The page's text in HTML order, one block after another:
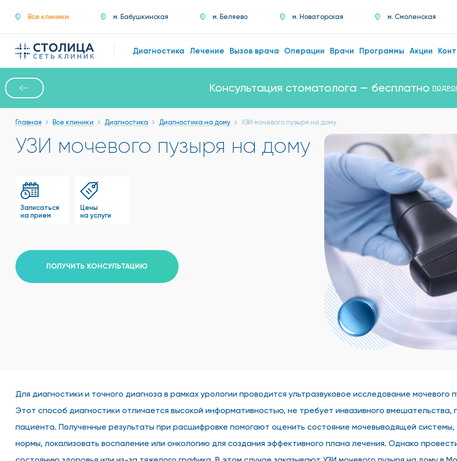
Все клиники м. Бабушкинская м. Беляево м. Новаторская м. Смоленская
Диагностика Лечение Вызов врача Операции Врачи Программы Акции
Консультация стоматолога — бесплатно
Главная Все клиники Диагностика Диагностика на дому УЗИ мочевого пузыря на дому
УЗИ мочевого пузыря на дому
Записаться
на прием
Цены
на услуги
ПОЛУЧИТЬ КОНСУЛЬТАЦИЮ
Для диагностики и точного диагноза в рамках урологии проводится ультразвуковое исследование
Этот способ диагностики отличается высокой информативностью, не требует инвазивного
пациента. Полученные результаты при расшифровке помогают оценить состояние мочевыводящей
нормы, локализовать воспаление или онкологию для создания эффективного плана лечения. Однако